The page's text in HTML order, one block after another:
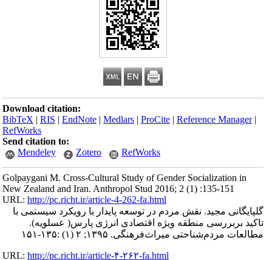
Download citation:
BibTeX |RIS |EndNote |Medlars |ProCite |Reference Manager
RefWorks
Send citation to:
Mendeley
Zotero RefWorks
Golpaygani M. Cross-Cultural Study of Gender Socialization in
New Zealand and Iran. Anthropol Stud 2016; 2 (1) :135-151
URL:http://pc.richt.ir/article-4-262-fa.html
گلپایگانی مجید. نقش مردم در توسعه پایدار با رویکرد سیستمی با
تاکید بربررسی منطقه ویژه اقتصادی انرژی پارس( عسلویه).
مطالعات مردم‌شناحتی میراث‌فرهنگی. ۱۳۹۵; ۲ (۱) :۱۳۵-۱۵۱
URL:http://pc.richt.ir/article-۴-۲۶۲-fa.html